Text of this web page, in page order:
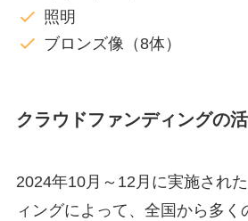
照明
ブロンズ像（8体）
クラウドファンディングの
2024年10月～12月に実施され
ィングによって、全国から多く